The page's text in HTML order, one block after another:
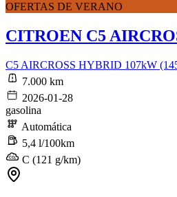
OFERTAS DE VERANO
CITROEN C5
C5 AIRCROSS HYBRID 107kW
7.000 km
2026-01-28
gasolina
Automática
5,4 l/100km
C (121 g/km)